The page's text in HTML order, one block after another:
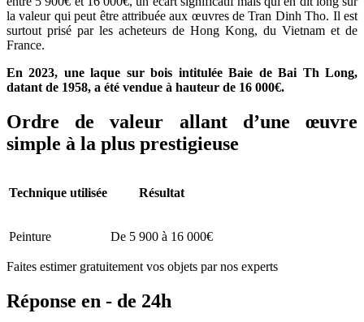
la valeur qui peut être attribuée aux œuvres de Tran Dinh Tho. Il est
surtout prisé par les acheteurs de Hong Kong, du Vietnam et de
France.
En 2023, une laque sur bois intitulée Baie de Bai Th Long,
datant de 1958, a été vendue à hauteur de 16 000€.
Ordre de valeur allant d’une œuvre
simple à la plus prestigieuse
Technique utilisée Résultat
Peinture De 5 900 à 16 000€
Faites estimer gratuitement vos objets par nos experts
Réponse en - de 24h